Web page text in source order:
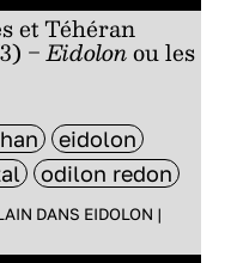
et Téhéran
−Eidolonou les
eidolon
odilon redon
DANS EIDOLON |